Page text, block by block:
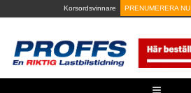
to
Korsordsvinnare PRENUMERERA NU